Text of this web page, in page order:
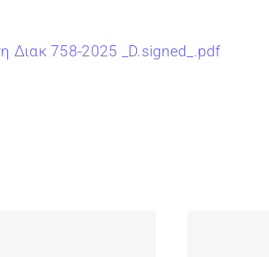
Διακ 758-2025 _D.signed_.pdf